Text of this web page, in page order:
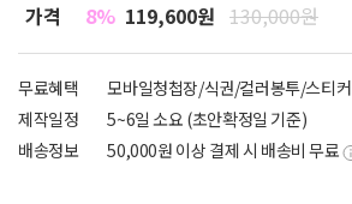
가격 8% 119,600원 130,000원
무료혜택
모바일청첩장/식권/컬러봉투/스티커
제작일정
5~6일 소요 (초안확정일 기준)
배송정보
50,000원 이상 결제 시 배송비 무료